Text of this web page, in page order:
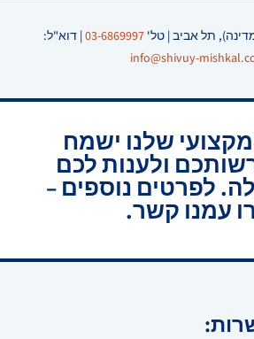
03-6869997| דוא"ל:
info@shivuy-
שלנו ישמח
ולענות לכם
לפרטים נוספים –
עמנו קשר.